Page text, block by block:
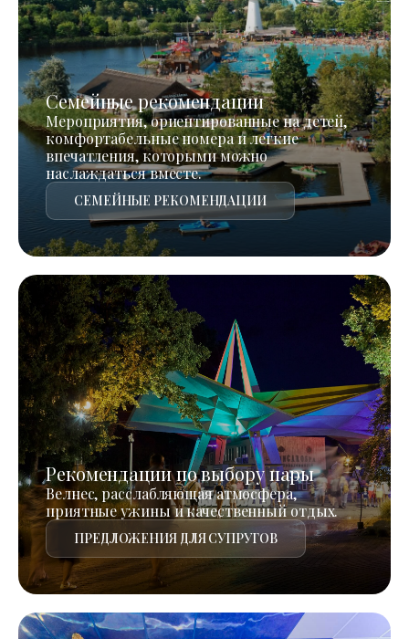
Семейные рекомендации
Мероприятия, ориентированные на детей,
комфортабельные номера и легкие
впечатления, которыми можно
наслаждаться вместе.
СЕМЕЙНЫЕ РЕКОМЕНДАЦИИ
Рекомендации по выбору пары
Велнес, расслабляющая атмосфера,
приятные ужины и качественный отдых.
ПРЕДЛОЖЕНИЯ ДЛЯ СУПРУГОВ